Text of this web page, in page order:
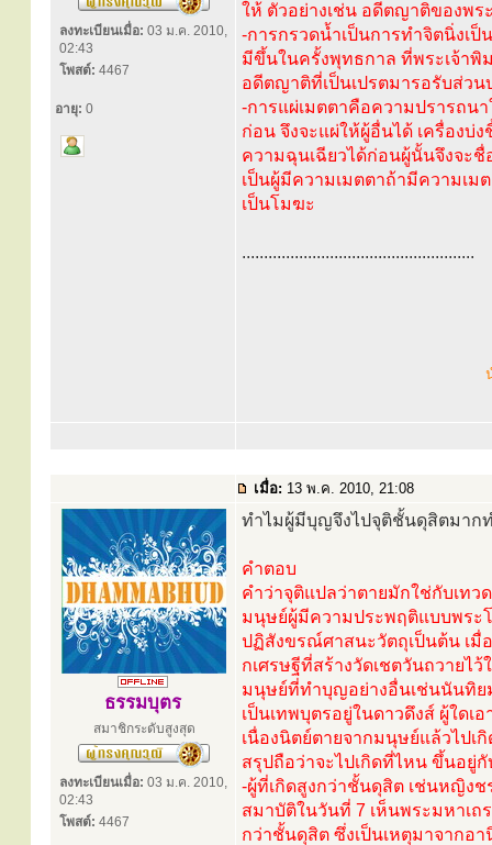
ลงทะเบียนเมื่อ: 03 ม.ค. 2010,
02:43
โพสต์: 4467
อายุ: 0
ให้ ตัวอย่างเช่น อดีตญาติของพร
-การกรวดน้ำเป็นการทำจิตนิ่งเ
มีขึ้นในครั้งพุทธกาล ที่พระเจ้า
อดีตญาติที่เป็นเปรตมารอรับส่ว
-การแผ่เมตตาคือความปรารถ
ก่อน จึงจะแผ่ให้ผู้อื่นได้ เครื่องบ่
ความฉุนเฉียวได้ก่อนผู้นั้นจึงจะชื่
เป็นผู้มีความเมตตาถ้ามีความเม
เป็นโมฆะ
.....................................................
เมื่อ: 13 พ.ค. 2010, 21:08
ธรรมบุตร
สมาชิกระดับสูงสุด
ลงทะเบียนเมื่อ: 03 ม.ค. 2010,
02:43
โพสต์: 4467
ทำไมผู้มีบุญจึงไปจุติชั้นดุสิตมาก
คำตอบ
คำว่าจุติแปลว่าตายมักใช่กับเทว
มนุษย์ผู้มีความประพฤติแบบพระ
ปฏิสังขรณ์ศาสนะวัตถุเป็นต้น เมื่
กเศรษฐีที่สร้างวัดเชตวันถวายไ
มนุษย์ที่ทำบุญอย่างอื่นเช่นนันทิย
เป็นเทพบุตรอยู่ในดาวดึงส์ ผู้ใด
เนื่องนิตย์ตายจากมนุษย์แล้วไปเ
สรุปถือว่าจะไปเกิดที่ไหน ขึ้นอ
-ผู้ที่เกิดสูงกว่าชั้นดุสิต เช่นหญิงช
สมาบัติในวันที่ 7 เห็นพระมหาเถ
กว่าชั้นดุสิต ซึ่งเป็นเหตุมาจากอ